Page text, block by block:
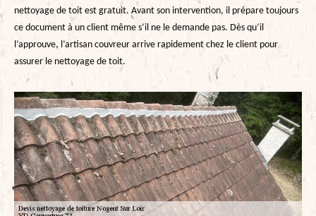
nettoyage de toit est gratuit. Avant son intervention, il prépare toujours
ce document à un client même s’il ne le demande pas. Dès qu’il
l’approuve, l’artisan couvreur arrive rapidement chez le client pour
assurer le nettoyage de toit.